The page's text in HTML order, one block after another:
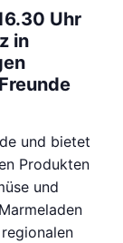
Uhr
in
und bietet
Produkten
und